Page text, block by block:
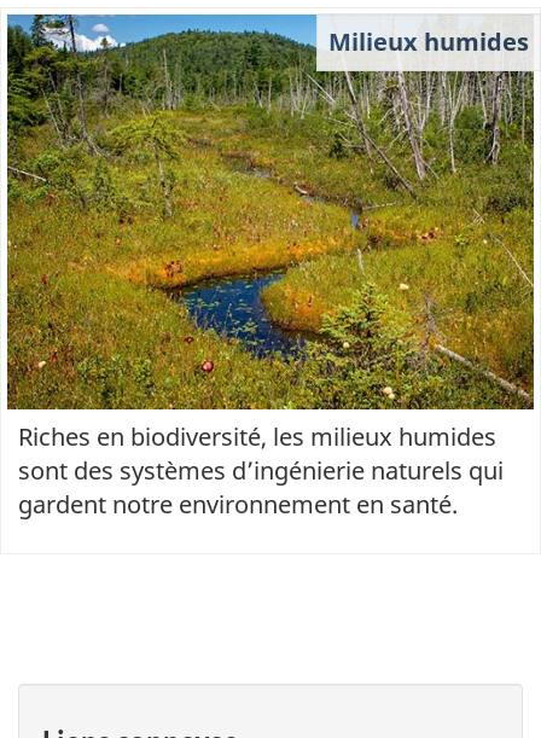
Milieux humides
Riches en biodiversité, les milieux humides
sont des systèmes d’ingénierie naturels qui
gardent notre environnement en santé.